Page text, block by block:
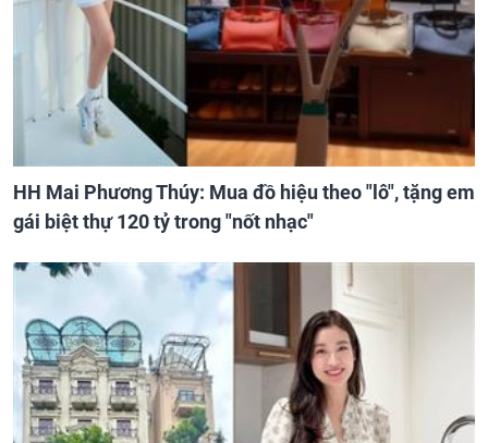
HH Mai Phương Thúy: Mua đồ hiệu theo "lô", tặng em
gái biệt thự 120 tỷ trong "nốt nhạc"